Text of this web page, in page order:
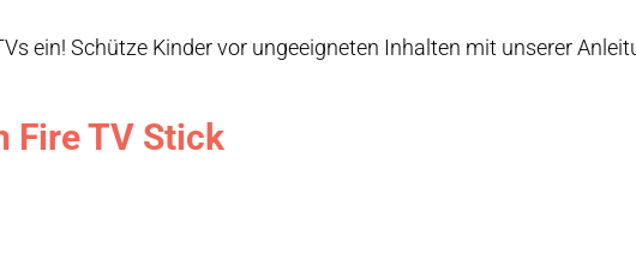
ein! Schütze Kinder vor ungeeigneten Inhalten mit unserer
Fire TV Stick